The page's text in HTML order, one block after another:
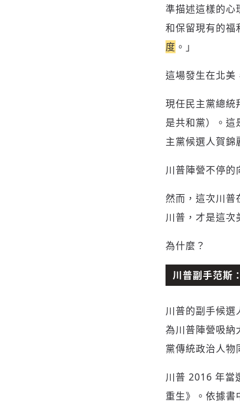
準描述這樣的心
和保留現有的福
度 。」
這場發生在北美
現任民主黨總統
是共和黨）。這
主黨候選人賀錦
川普陣營不停的
然而，這次川普
川普，才是這次
為什麼？
川普副手范斯
川普的副手候
為川普陣營吸納
黨傳統政治人物
川普 2016 年當
重生》。依據